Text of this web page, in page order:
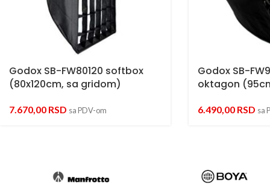
Godox SB-FW80120 softbox
(80x120cm, sa gridom)
7.670,00 RSD sa PDV-om
Godox SB-
oktagon
6.490,00 RSD sa